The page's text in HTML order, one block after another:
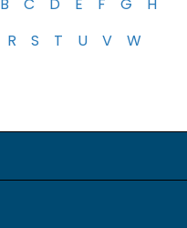
R S T U V
W